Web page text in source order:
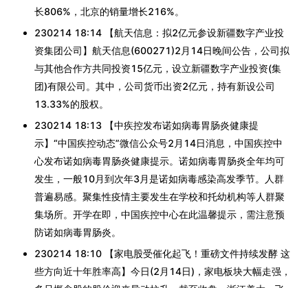
长806%，北京的销量增长216%。
230214 18:14 【航天信息：拟2亿元参设新疆数字产业投
资集团公司】航天信息(600271)2月14日晚间公告，公司拟
与其他合作方共同投资15亿元，设立新疆数字产业投资(集
团)有限公司。其中，公司货币出资2亿元，持有新设公司
13.33%的股权。
230214 18:13 【中疾控发布诺如病毒胃肠炎健康提
示】“中国疾控动态”微信公众号2月14日消息，中国疾控中
心发布诺如病毒胃肠炎健康提示。诺如病毒胃肠炎全年均可
发生，一般10月到次年3月是诺如病毒感染高发季节。人群
普遍易感。聚集性疫情主要发生在学校和托幼机构等人群聚
集场所。开学在即，中国疾控中心在此温馨提示，需注意预
防诺如病毒胃肠炎。
230214 18:10 【家电股受催化起飞！重磅文件持续发酵 这
些方向近十年胜率高】今日(2月14日)，家电板块大幅走强，